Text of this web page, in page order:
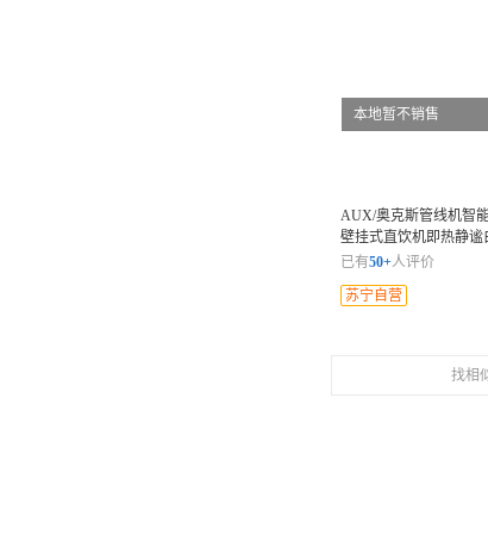
本地暂不销售
AUX/奥克斯管线机智
壁挂式直饮机即热静谧
启健康饮水 灵敏触控操
已有50+人评价
苏宁自营
找相